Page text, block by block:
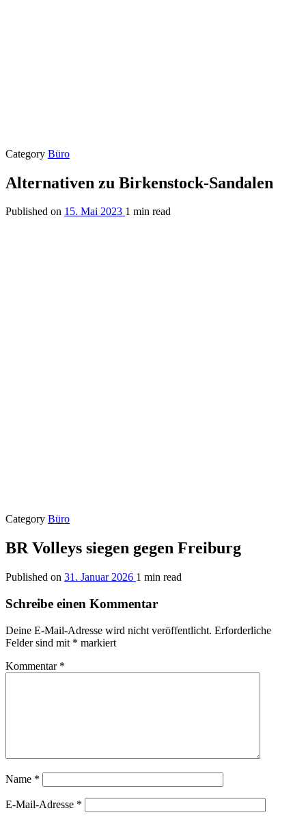
Category Büro
Alternativen zu Birkenstock-Sandalen
Published on 15. Mai 2023 1 min read
Category Büro
BR Volleys siegen gegen Freiburg
Published on 31. Januar 2026 1 min read
Schreibe einen Kommentar
Deine E-Mail-Adresse wird nicht veröffentlicht. Erforderliche
Felder sind mit * markiert
Kommentar *
Name *
E-Mail-Adresse *